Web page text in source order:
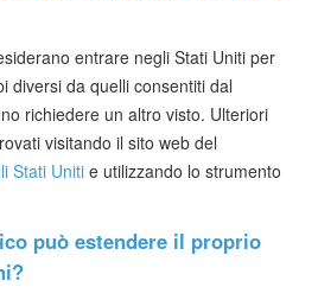
entrare negli Stati Uniti per
diversi da quelli consentiti dal
richiedere un altro visto. Ulteriori
visitando il sito web del
Stati Uniti e utilizzando lo strumento
può estendere il proprio